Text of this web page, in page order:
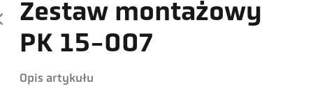
Zestaw montażowy
PK 15-007
Opis artykułu